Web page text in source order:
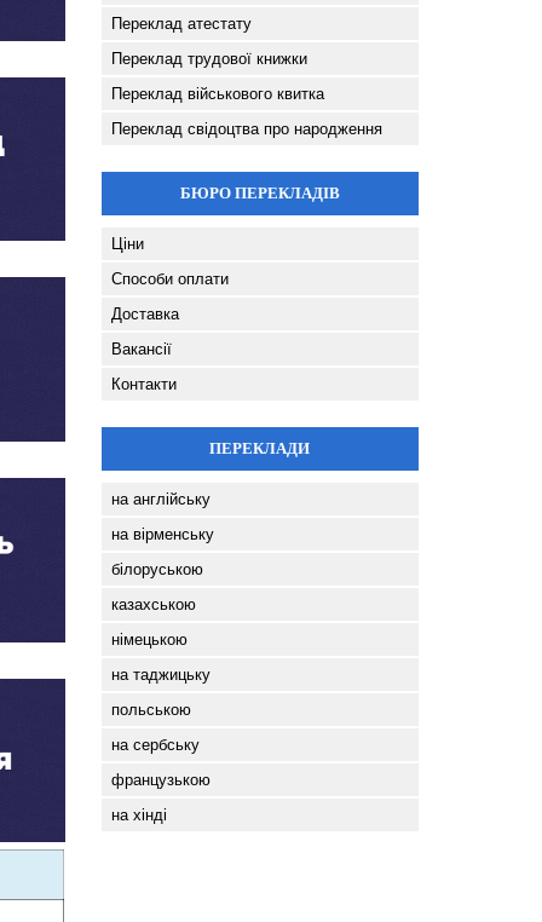
Переклад атестату
Переклад трудової книжки
Переклад військового квитка
Переклад свідоцтва про народження
БЮРО ПЕРЕКЛАДІВ
Ціни
Способи оплати
Доставка
Вакансії
Контакти
ПЕРЕКЛАДИ
на англійську
на вірменську
білоруською
казахською
німецькою
на таджицьку
польською
на сербську
французькою
на хінді